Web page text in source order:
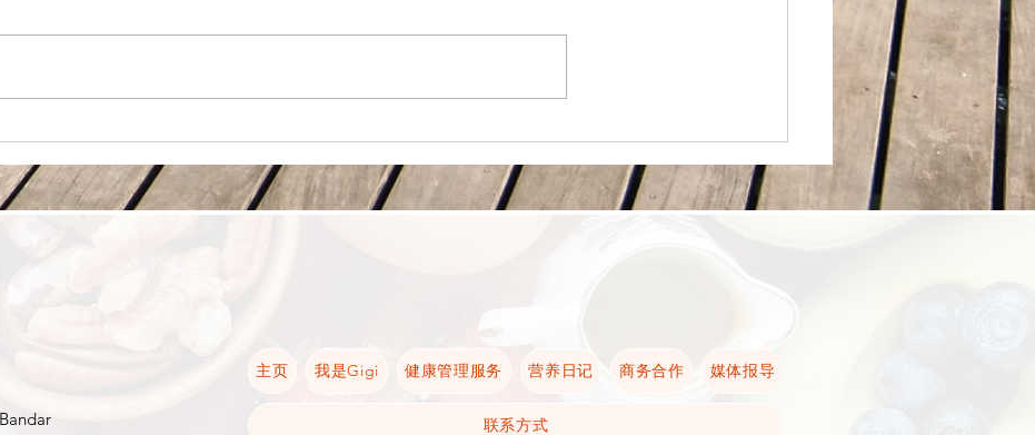
解析
大解析
主页 我是Gigi 健康管理服务 营养日记 商务合作 媒体报导
联系方式